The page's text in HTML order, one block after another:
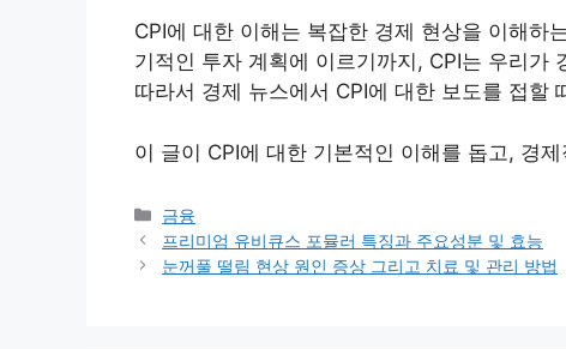
CPI에 대한 이해는 복잡한 경제 현상을 이해하
기적인 투자 계획에 이르기까지, CPI는 우리가
따라서 경제 뉴스에서 CPI에 대한 보도를 접할
이 글이 CPI에 대한 기본적인 이해를 돕고, 경
Categories
금융
프리미엄 유비큐스 포뮬러 특징과 주요성분 및 효능
눈꺼풀 떨림 현상 원인 증상 그리고 치료 및 관리 방법